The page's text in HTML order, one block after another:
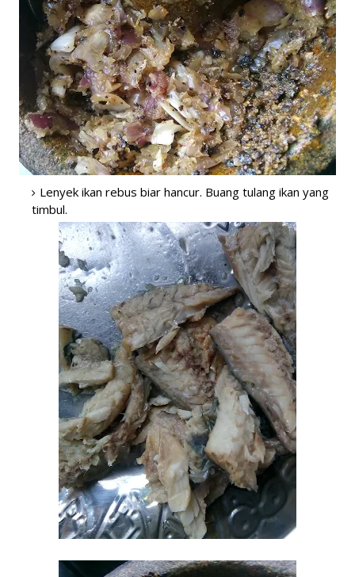
Lenyek ikan rebus biar hancur. Buang tulang ikan yang
timbul.